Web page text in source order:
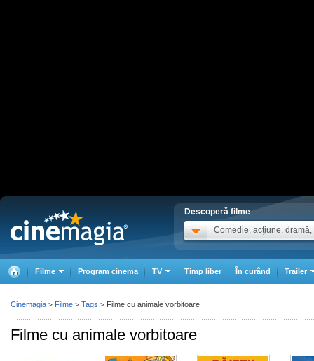
Descoperă filme
Comedie, acţiune, dramă,
Filme Program cinema TV Timp liber În curând Trailer
Filme cu animale vorbitoare
Cinemagia > Filme > Tags > Filme cu animale vorbitoare